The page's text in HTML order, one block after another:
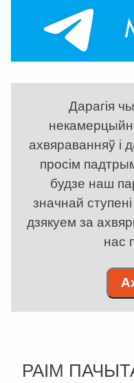
Дарагія
ахвяраванняў і
просім
будзе наш
значнай
дзякуем за
нас
РАІМ